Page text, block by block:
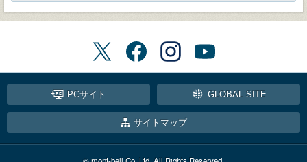
PCサイト GLOBAL SITE
サイトマップ